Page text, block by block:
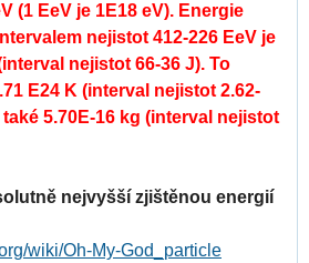
(1 EeV je 1E18 eV). Energie
nejistot 412-226 EeV je
nejistot 66-36 J). To
E24 K (interval nejistot 2.62-
5.70E-16 kg (interval nejistot
nejvyšší zjištěnou energií
wiki/Oh-My-God_particle